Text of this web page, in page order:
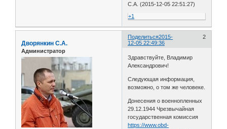
С.А. (2015-12-05 22:51:27)
+1
Поделиться 2
2015-
12-05 22:49:36
Дворянкин С.А.
Администратор
Здравствуйте, Владимир
Александрович!
Следующая информация,
возможно, о том же человеке.
Донесения о военнопленных
29.12.1944 Чрезвычайная
государственная комиссия
https://www.obd-